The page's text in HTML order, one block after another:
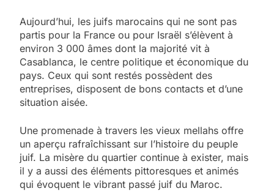
Aujourd’hui, les juifs marocains qui ne sont pas
partis pour la France ou pour Israël s’élèvent à
environ 3 000 âmes dont la majorité vit à
Casablanca, le centre politique et économique du
pays. Ceux qui sont restés possèdent des
entreprises, disposent de bons contacts et d’une
situation aisée.
Une promenade à travers les vieux mellahs offre
un aperçu rafraîchissant sur l’histoire du peuple
juif. La misère du quartier continue à exister, mais
il y a aussi des éléments pittoresques et animés
qui évoquent le vibrant passé juif du Maroc.